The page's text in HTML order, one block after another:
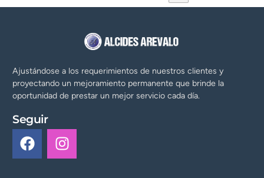
Ajustándose a los requerimientos de nuestros clientes y
proyectando un mejoramiento permanente que brinde la
oportunidad de prestar un mejor servicio cada día.
Seguir